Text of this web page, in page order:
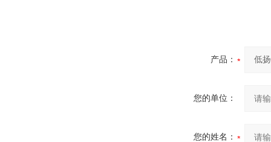
产品：
您的单位：
您的姓名：